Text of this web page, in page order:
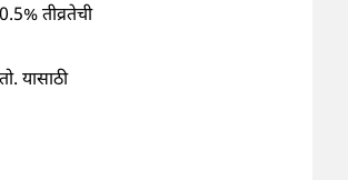
तीव्रतेची
यासाठी